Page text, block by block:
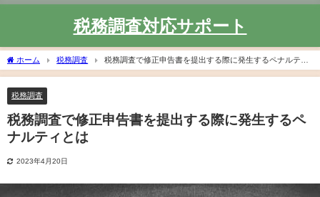
税務調査対応サポート
ホーム 税務調査
税務調査で修正申告書を提出する際に発生するペナルティ
とは
税務調査
税務調査で修正申告書を提出する際に発生するペ
ナルティとは
2023年4月20日